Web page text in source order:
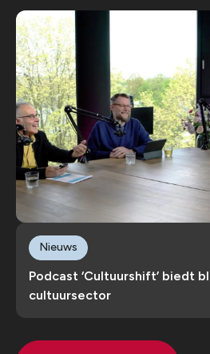
Podcast ‘Cultuurshift’ biedt
cultuursector
Nieuws